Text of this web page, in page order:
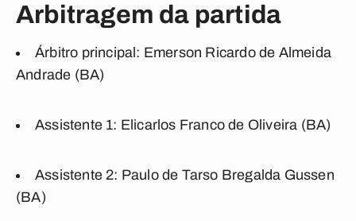
Arbitragem da partida
Árbitro principal: Emerson Ricardo de Almeida
Andrade (BA)
Assistente 1: Elicarlos Franco de Oliveira (BA)
Assistente 2: Paulo de Tarso Bregalda Gussen
(BA)